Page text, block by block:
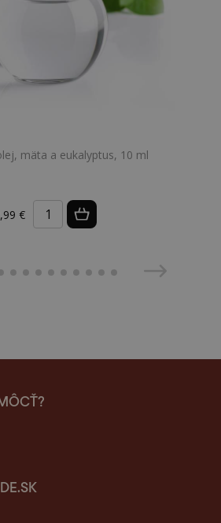
mäta a eukalyptus, 10 ml
€